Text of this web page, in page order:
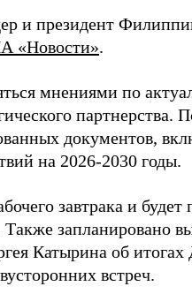
и президент
«Новости».
мнениями по
партнерства.
документов,
на 2026-2030 годы.
завтрака и будет
запланировано
Катырина об итогах
встреч.